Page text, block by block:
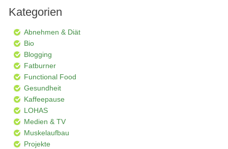
Kategorien
Abnehmen & Diät
Bio
Blogging
Fatburner
Functional Food
Gesundheit
Kaffeepause
LOHAS
Medien & TV
Muskelaufbau
Projekte